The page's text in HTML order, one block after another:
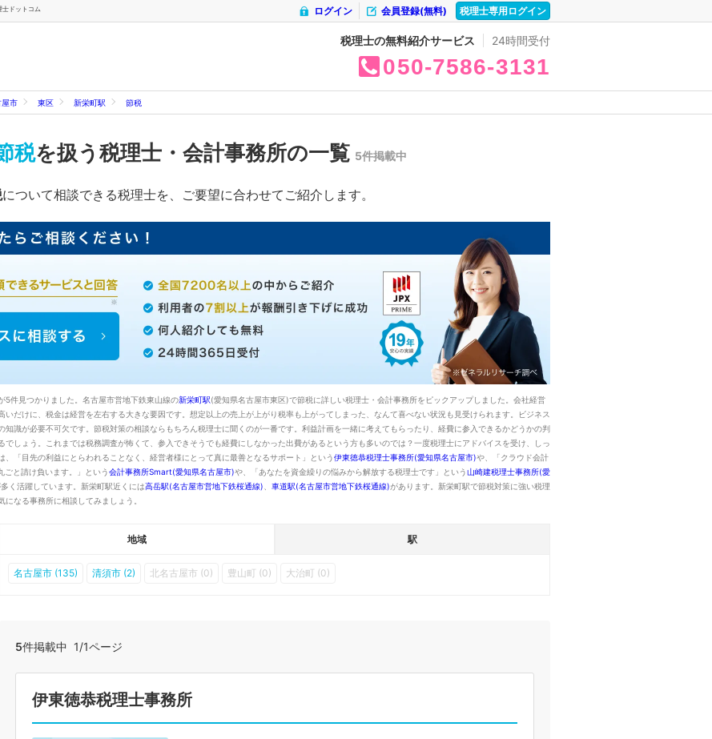
士ドットコム 税理士専用ログイン
会員登録(無料)
ログイン
税理士の無料紹介サービス 24時間受付
050 7586 3131
屋市 東区 新栄町駅 節税
税を扱う税理士・会計事務所の一覧 5件掲載中
について相談できる税理士を、ご要望に合わせてご紹介します。
5件見つかりました。名古屋市営地下鉄東山線の新栄町駅(愛知県名古屋市東区)で節税に詳しい税理士・会計事務所をピックアップしました。会社経営
だけに、税金は経営を左右する大きな要因です。想定以上の売上が上がり税率も上がってしまった、なんて喜べない状況も見受けられます。ビジネス
識が必要不可欠です。節税対策の相談ならもちろん税理士に聞くのが一番です。利益計画を一緒に考えてもらったり、経費に参入できるかどうかの判
しょう。これまでは税務調査が怖くて、参入できそうでも経費にしなかった出費があるという方も多いのでは？一度税理士にアドバイスを受け、しっ
「目先の利益にとらわれることなく、経営者様にとって真に最善となるサポート」という伊東徳恭税理士事務所(愛知県名古屋市)や、「クラウド会計
と請け負います。」という会計事務所Smart(愛知県名古屋市)や、「あなたを資金繰りの悩みから解放する税理士です」という山崎建税理士事務所(愛
く活躍しています。新栄町駅近くには高岳駅(名古屋市営地下鉄桜通線) 車道駅(名古屋市営地下鉄桜通線)があります。新栄町駅で節税対策に強い税理
なる事務所に相談してみましょう。
地域 駅
名古屋市 (135) 清須市 (2) 北名古屋市 (0) 豊山町 (0) 大治町 (0)
5件掲載中 1/1ページ
伊東徳恭税理士事務所